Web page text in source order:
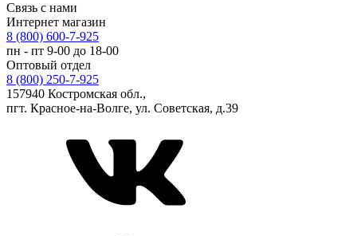
Связь с нами
Интернет магазин
8 (800) 600-7-925
пн - пт 9-00 до 18-00
Оптовый отдел
8 (800) 250-7-925
157940 Костромская обл.,
пгт. Красное-на-Волге, ул. Советская, д.39